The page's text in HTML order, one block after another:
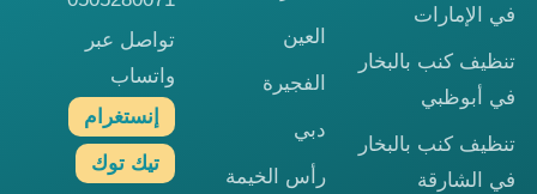
في الإمارات
تنظيف كنب بالبخار
في أبوظبي
تنظيف كنب بالبخار
في الشارقة
العين
الفجيرة
دبي
رأس الخيمة
تواصل عبر
واتساب
إنستغرام
تيك توك